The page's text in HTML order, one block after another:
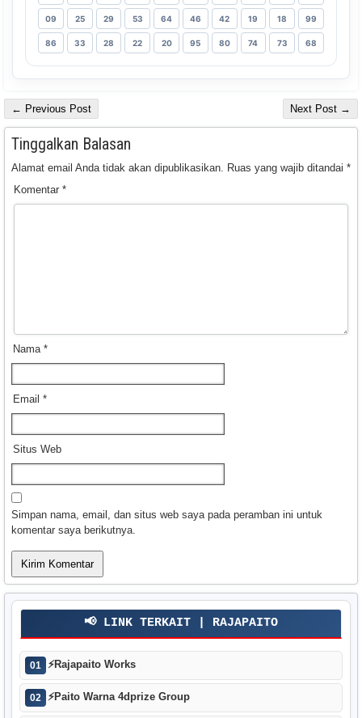
09 25 29 53 64 46 42 19 18 99
86 33 28 22 20 95 80 74 73 68
← Previous Post Next Post →
Tinggalkan Balasan
Alamat email Anda tidak akan dipublikasikan. Ruas yang wajib ditandai *
Komentar *
Nama *
Email *
Situs Web
Simpan nama, email, dan situs web saya pada peramban ini untuk
komentar saya berikutnya.
📢 LINK TERKAIT | RAJAPAITO
01 ⚡Rajapaito Works
02 ⚡Paito Warna 4dprize Group